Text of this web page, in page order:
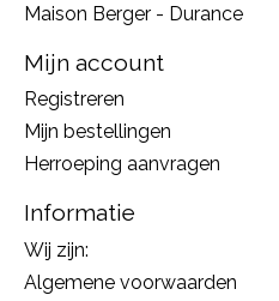
Maison Berger - Durance
Mijn account
Registreren
Mijn bestellingen
Herroeping aanvragen
Informatie
Wij zijn:
Algemene voorwaarden